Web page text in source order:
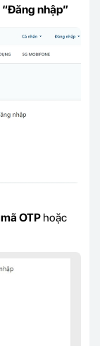
“Đăng nhập”
mã OTP hoặc